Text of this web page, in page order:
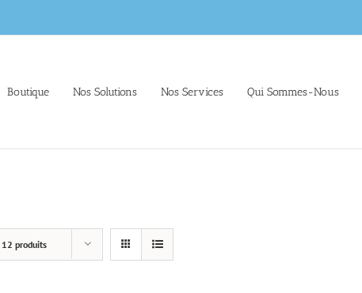
Boutique Nos Solutions Nos Services Qui Sommes-Nous
12 produits